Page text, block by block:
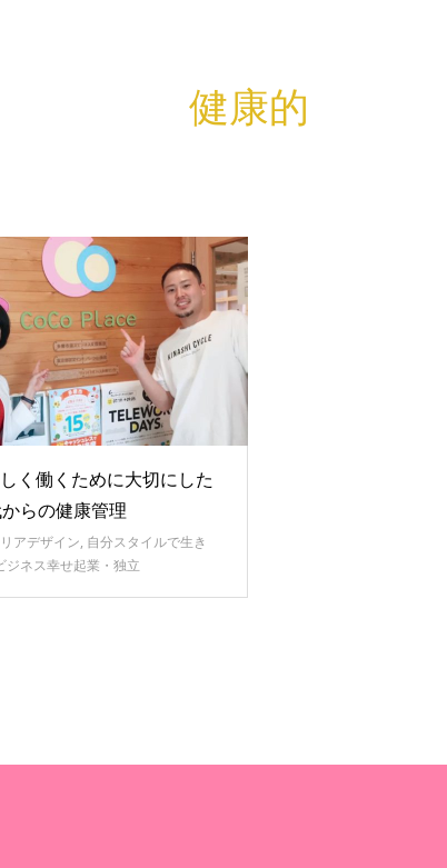
健康的
く働くために大切にした
らの健康管理
アデザイン, 自分スタイルで生き
ジネス幸せ起業・独立